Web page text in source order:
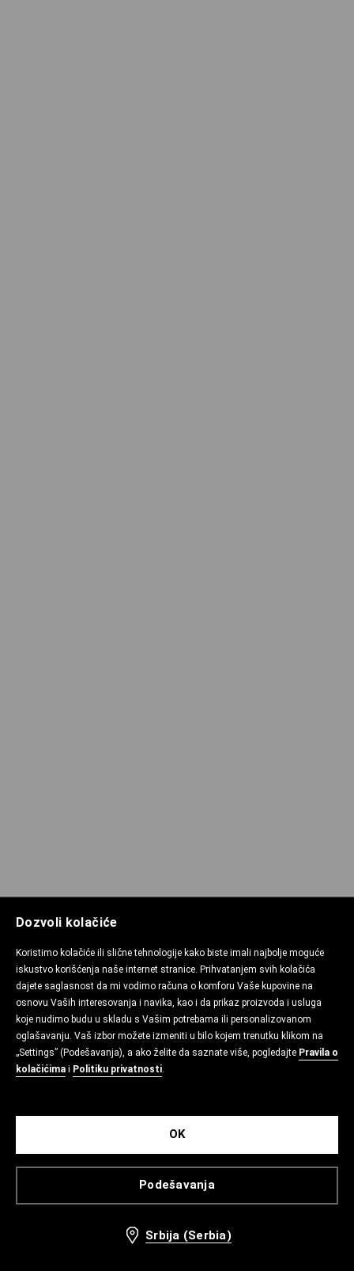
Dozvoli kolačiće
Koristimo kolačiće ili slične tehnologije kako biste imali najbolje moguće
iskustvo korišćenja naše internet stranice. Prihvatanjem svih kolačića
dajete saglasnost da mi vodimo računa o komforu Vaše kupovine na
osnovu Vaših interesovanja i navika, kao i da prikaz proizvoda i usluga
koje nudimo budu u skladu s Vašim potrebama ili personalizovanom
oglašavanju. Vaš izbor možete izmeniti u bilo kojem trenutku klikom na
„Settings” (Podešavanja), a ako želite da saznate više, pogledajte Pravila o
kolačićima i Politiku privatnosti.
Podešavanja
OK
Srbija (Serbia)